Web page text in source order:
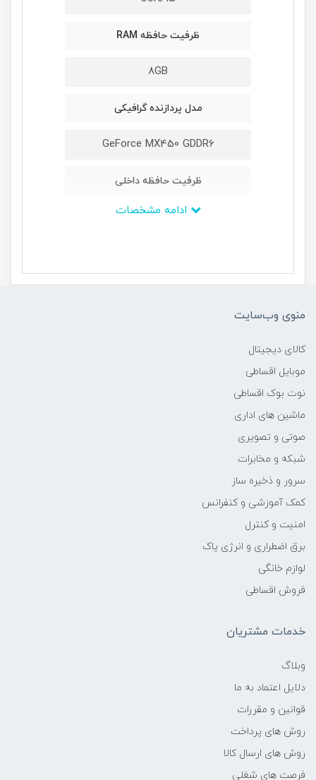
ظرفیت حافظه RAM
8GB
مدل پردازنده گرافیکی
GeForce MX450 GDDR6
ظرفیت حافظه داخلی
1TB HDD + 128GB M2 SSD
-
منوی وب‌سایت
کالای دیجیتال
موبایل اقساطی
نوت بوک اقساطی
ماشین های اداری
صوتی و تصویری
شبکه و مخابرات
سرور و ذخیره ساز
کمک آموزشی و کنفرانس
امنیت و کنترل
برق اضطراری و انرژی پاک
لوازم خانگی
فروش اقساطی
خدمات مشتریان
وبلاگ
دلایل اعتماد به ما
قوانین و مقررات
روش های پرداخت
روش های ارسال کالا
فرصت های شغلی